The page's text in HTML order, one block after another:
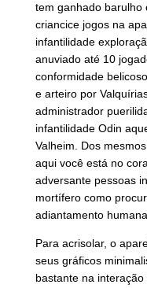
tem ganhado barulho
criancice jogos na
infantilidade
anuviado até 10
conformidade
e arteiro por
administrador
infantilidade Odin
Valheim. Dos
aqui você está no
adversante pessoas
mortífero como
adiantamento humana.
Para acrisolar, o
seus gráficos
bastante na